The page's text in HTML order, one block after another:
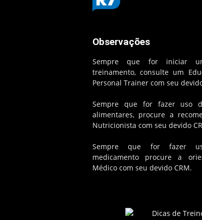
Observações
Sempre que for iniciar
treinamento, consulte um
Personal Trainer com seu devido
Sempre que for fazer uso
alimentares, procure a
Nutricionista com seu devido
Sempre que for fazer
medicamento procure a
Médico com seu devido CRM.